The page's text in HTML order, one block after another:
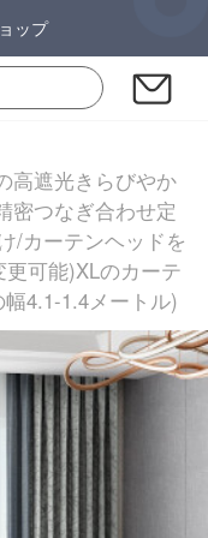
ップ
高遮光きらびやか
密つなぎ合わせ定
/カーテンヘッドを
可能)XLのカーテ
4.1-1.4メートル)